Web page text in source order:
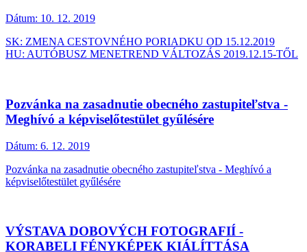
Dátum: 10. 12. 2019
SK: ZMENA CESTOVNÉHO PORIADKU OD 15.12.2019
HU: AUTÓBUSZ MENETREND VÁLTOZÁS 2019.12.15-TŐL
Pozvánka na zasadnutie obecného zastupiteľstva -
Meghívó a képviselőtestület gyűlésére
Dátum: 6. 12. 2019
Pozvánka na zasadnutie obecného zastupiteľstva - Meghívó a
képviselőtestület gyűlésére
VÝSTAVA DOBOVÝCH FOTOGRAFIÍ -
KORABELI FÉNYKÉPEK KIÁLÍTTÁSA